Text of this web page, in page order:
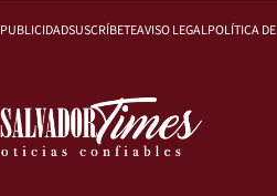
PUBLICIDADSUSCRÍBETEAVISO LEGALPOLÍTICA